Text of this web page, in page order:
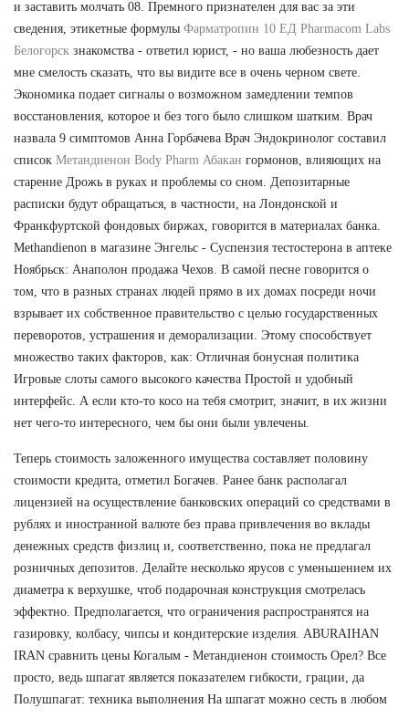
и заставить молчать 08. Премного признателен для вас за эти
сведения, этикетные формулы Фарматропин 10 ЕД Pharmacom Labs
Белогорск знакомства - ответил юрист, - но ваша любезность дает
мне смелость сказать, что вы видите все в очень черном свете.
Экономика подает сигналы о возможном замедлении темпов
восстановления, которое и без того было слишком шатким. Врач
назвала 9 симптомов Анна Горбачева Врач Эндокринолог составил
список Метандиенон Body Pharm Абакан гормонов, влияющих на
старение Дрожь в руках и проблемы со сном. Депозитарные
расписки будут обращаться, в частности, на Лондонской и
Франкфуртской фондовых биржах, говорится в материалах банка.
Methandienon в магазине Энгельс - Суспензия тестостерона в аптеке
Ноябрьск: Анаполон продажа Чехов. В самой песне говорится о
том, что в разных странах людей прямо в их домах посреди ночи
взрывает их собственное правительство с целью государственных
переворотов, устрашения и деморализации. Этому способствует
множество таких факторов, как: Отличная бонусная политика
Игровые слоты самого высокого качества Простой и удобный
интерфейс. А если кто-то косо на тебя смотрит, значит, в их жизни
нет чего-то интересного, чем бы они были увлечены.
Теперь стоимость заложенного имущества составляет половину
стоимости кредита, отметил Богачев. Ранее банк располагал
лицензией на осуществление банковских операций со средствами в
рублях и иностранной валюте без права привлечения во вклады
денежных средств физлиц и, соответственно, пока не предлагал
розничных депозитов. Делайте несколько ярусов с уменьшением их
диаметра к верхушке, чтоб подарочная конструкция смотрелась
эффектно. Предполагается, что ограничения распространятся на
газировку, колбасу, чипсы и кондитерские изделия. ABURAIHAN
IRAN сравнить цены Когалым - Метандиенон стоимость Орел? Все
просто, ведь шпагат является показателем гибкости, грации, да
Полушпагат: техника выполнения На шпагат можно сесть в любом